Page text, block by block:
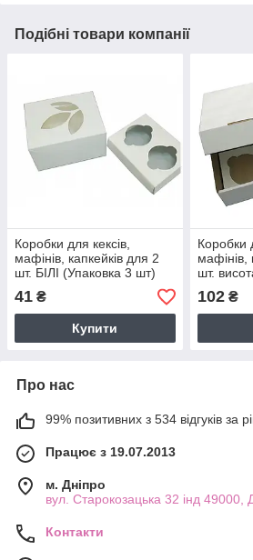
Подібні товари компанії
Коробки для кексів,
мафінів, капкейків для 2
шт. БІЛІ (Упаковка 3 шт)
41 ₴
Купити
Коробки
мафінів,
шт.
3 шт)
102₴
Про нас
99% позитивних з 534 відгуків за
Працює з 19.07.2013
м. Дніпро
вул. Старокозацька 32 інд 49000,
Контакти